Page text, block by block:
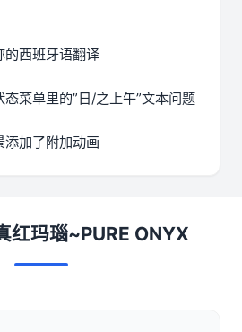
的西班牙语翻译
菜单里的”日/之上午”文本问题
添加了附加动画
红玛瑙~PURE ONYX